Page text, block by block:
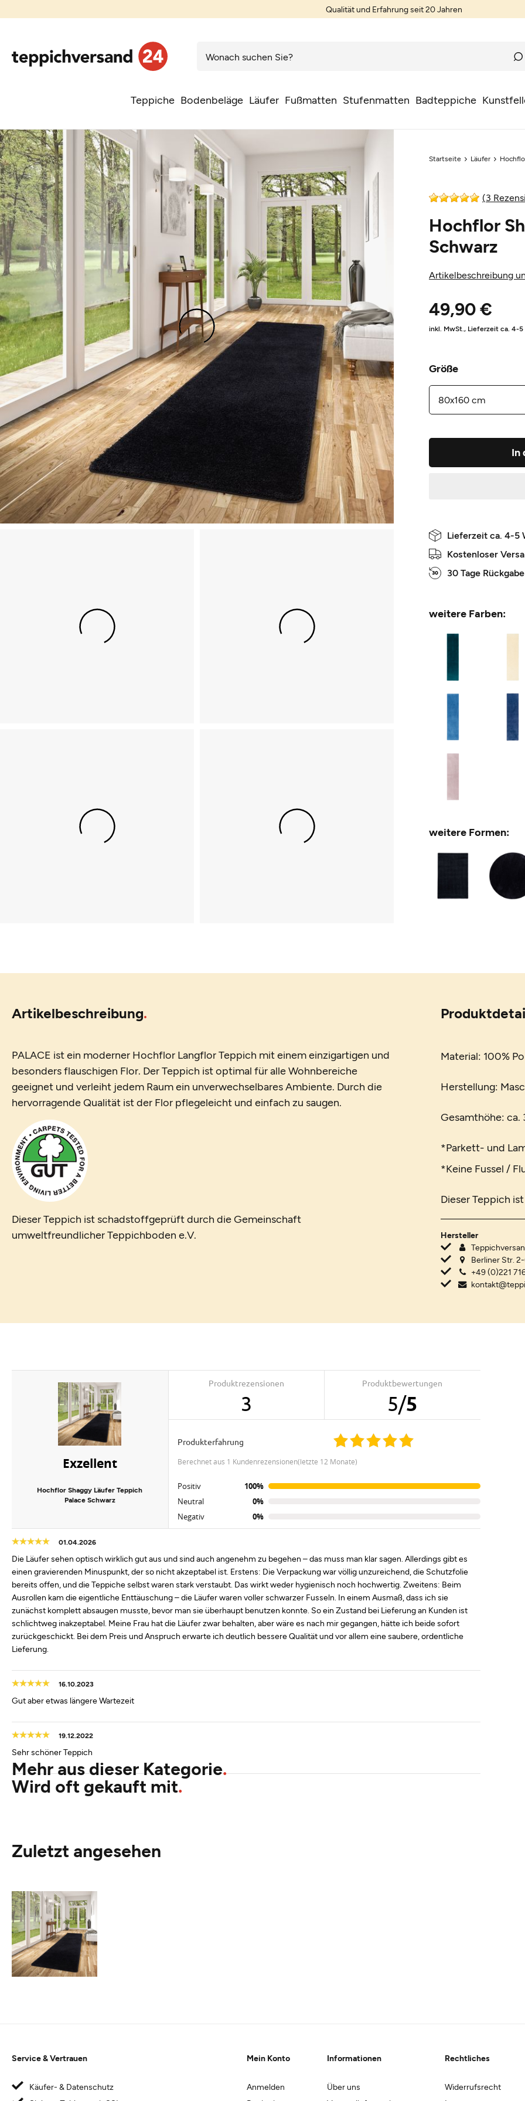
Qualität und Erfahrung seit 20 Jahren
Teppiche Bodenbeläge Läufer Fußmatten Stufenmatten Badteppiche
Startseite Läufer
(3
Hochflor
Schwarz
Artikelbeschreibung
49,90 €
inkl. MwSt., Lieferzeit ca. 4-5
Größe
In
Lieferzeit ca. 4-5
Kostenloser
30 Tage
weitere Farben:
weitere Formen:
Artikelbeschreibung
PALACE ist ein moderner Hochflor Langflor Teppich mit einem einzigartigen und
besonders flauschigen Flor. Der Teppich ist optimal für alle Wohnbereiche
geeignet und verleiht jedem Raum ein unverwechselbares Ambiente. Durch die
hervorragende Qualität ist der Flor pflegeleicht und einfach zu saugen.
Dieser Teppich ist schadstoffgeprüft durch die Gemeinschaft
umweltfreundlicher Teppichboden e.V.
Material: 100%
Herstellung:
Gesamthöhe: ca.
*Parkett- und
*Keine Fussel /
Dieser Teppich
Hersteller
Berliner Str.
+49 (0)221
Exzellent
Hochflor Shaggy Läufer Teppich
Palace Schwarz
Produktrezensionen
3
Produktbewertungen
5/5
Produkterfahrung
berechnet aus 1 Kundenrezensionen(letzte 12 Monate)
Positiv
100%
Neutral
0%
Negativ
0%
01.04.2026
Die Läufer sehen optisch wirklich gut aus und sind auch angenehm zu begehen – das muss man klar sagen. Allerdings gibt es
einen gravierenden Minuspunkt, der so nicht akzeptabel ist. Erstens: Die Verpackung war völlig unzureichend, die Schutzfolie
bereits offen, und die Teppiche selbst waren stark verstaubt. Das wirkt weder hygienisch noch hochwertig. Zweitens: Beim
Ausrollen kam die eigentliche Enttäuschung – die Läufer waren voller schwarzer Fusseln. In einem Ausmaß, dass ich sie
zunächst komplett absaugen musste, bevor man sie überhaupt benutzen konnte. So ein Zustand bei Lieferung an Kunden ist
schlichtweg inakzeptabel. Meine Frau hat die Läufer zwar behalten, aber wäre es nach mir gegangen, hätte ich beide sofort
zurückgeschickt. Bei dem Preis und Anspruch erwarte ich deutlich bessere Qualität und vor allem eine saubere, ordentliche
Lieferung.
16.10.2023
Gut aber etwas längere Wartezeit
19.12.2022
Sehr schöner Teppich
Mehr aus dieser Kategorie
Wird oft gekauft mit
Zuletzt angesehen
Mein Konto
Anmelden
Informationen
Über uns
Rechtliches
Widerrufsrecht
Service & Vertrauen
Käufer- & Datenschutz